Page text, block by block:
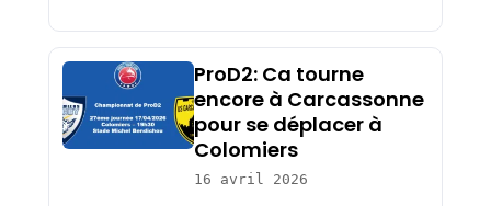
ProD2: Ca tourne
encore à Carcassonne
pour se déplacer à
Colomiers
16 avril 2026